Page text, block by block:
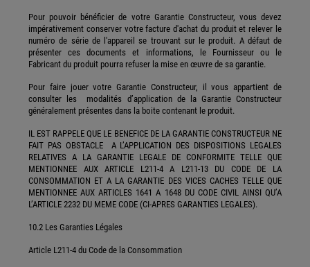
Pour pouvoir bénéficier de votre Garantie Constructeur, vous devez
impérativement conserver votre facture d'achat du produit et relever le
numéro de série de l'appareil se trouvant sur le produit. A défaut de
présenter ces documents et informations, le Fournisseur ou le
Fabricant du produit pourra refuser la mise en œuvre de sa garantie.
Pour faire jouer votre Garantie Constructeur, il vous appartient de
consulter les modalités d’application de la Garantie Constructeur
généralement présentes dans la boite contenant le produit.
IL EST RAPPELE QUE LE BENEFICE DE LA GARANTIE CONSTRUCTEUR NE
FAIT PAS OBSTACLE A L’APPLICATION DES DISPOSITIONS LEGALES
RELATIVES A LA GARANTIE LEGALE DE CONFORMITE TELLE QUE
MENTIONNEE AUX ARTICLE L211-4 A L211-13 DU CODE DE LA
CONSOMMATION ET A LA GARANTIE DES VICES CACHES TELLE QUE
MENTIONNEE AUX ARTICLES 1641 A 1648 DU CODE CIVIL AINSI QU’A
L’ARTICLE 2232 DU MEME CODE (CI-APRES GARANTIES LEGALES).
10.2 Les Garanties Légales
Article L211-4 du Code de la Consommation